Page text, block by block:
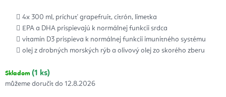
4x 300 ml, príchuť grapefruit, citrón, limetka
EPA a DHA prispievajú k normálnej funkcii srdca
vitamín D3 prispieva k normálnej funkcii imunitného systému
olej z drobných morských rýb a olivový olej zo skorého zberu
Skladom (1 ks)
12.8.2026